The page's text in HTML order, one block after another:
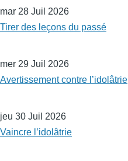
mar 28 Juil 2026
Tirer des leçons du passé
mer 29 Juil 2026
Avertissement contre l’idolâtrie
jeu 30 Juil 2026
Vaincre l’idolâtrie